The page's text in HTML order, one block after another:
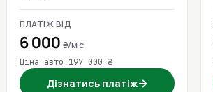
ПЛАТІЖ ВІД
6 000 ₴/міс
Ціна авто 197 000 ₴
Дізнатись платіж→